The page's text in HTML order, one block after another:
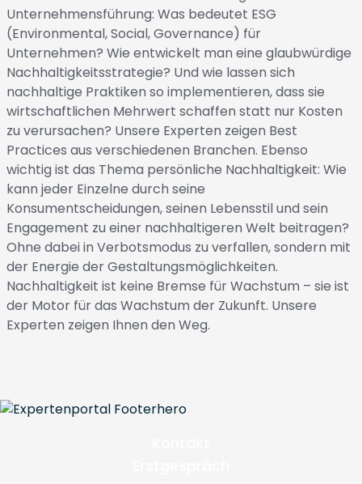
Unternehmensführung: Was bedeutet ESG
(Environmental, Social, Governance) für
Unternehmen? Wie entwickelt man eine glaubwürdige
Nachhaltigkeitsstrategie? Und wie lassen sich
nachhaltige Praktiken so implementieren, dass sie
wirtschaftlichen Mehrwert schaffen statt nur Kosten
zu verursachen? Unsere Experten zeigen Best
Practices aus verschiedenen Branchen. Ebenso
wichtig ist das Thema persönliche Nachhaltigkeit: Wie
kann jeder Einzelne durch seine
Konsumentscheidungen, seinen Lebensstil und sein
Engagement zu einer nachhaltigeren Welt beitragen?
Ohne dabei in Verbotsmodus zu verfallen, sondern mit
der Energie der Gestaltungsmöglichkeiten.
Nachhaltigkeit ist keine Bremse für Wachstum – sie ist
der Motor für das Wachstum der Zukunft. Unsere
Experten zeigen Ihnen den Weg.